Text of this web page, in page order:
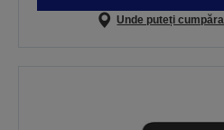
Unde puteți cumpăra